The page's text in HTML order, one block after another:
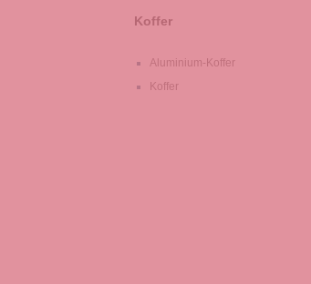
Koffer
Aluminium-Koffer
Koffer